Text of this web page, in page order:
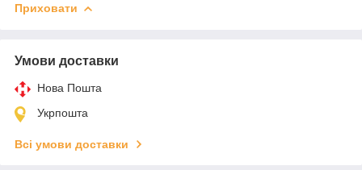
Приховати
Умови доставки
Нова Пошта
Укрпошта
Всі умови доставки